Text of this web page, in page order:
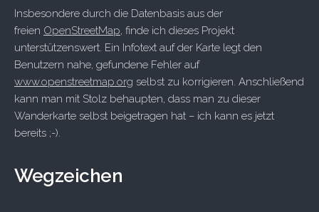
Insbesondere durch die Datenbasis aus der
freien OpenStreetMap, finde ich dieses Projekt
unterstützenswert. Ein Infotext auf der Karte legt den
Benutzern nahe, gefundene Fehler auf
www.openstreetmap.org selbst zu korrigieren. Anschließend
kann man mit Stolz behaupten, dass man zu dieser
Wanderkarte selbst beigetragen hat – ich kann es jetzt
bereits ;-).
Wegzeichen